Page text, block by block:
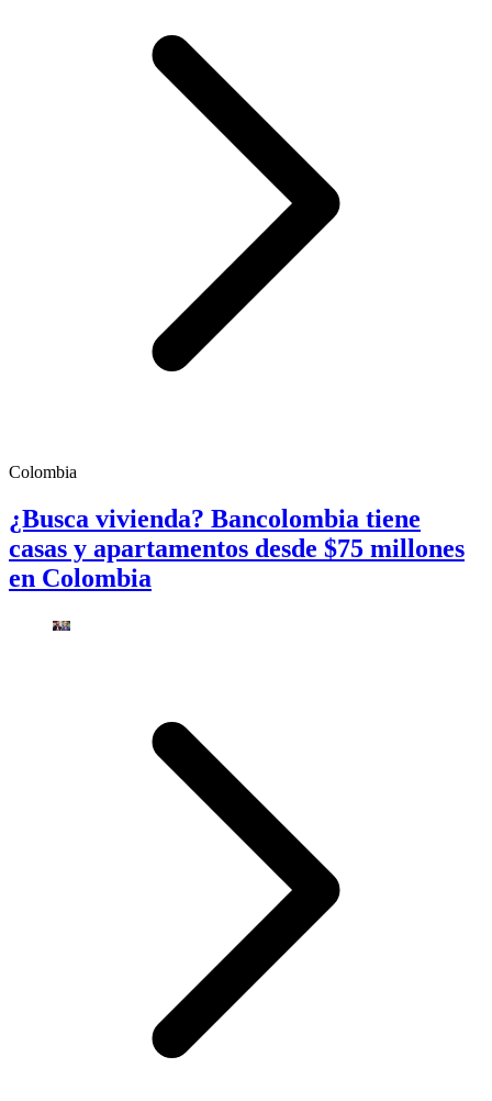
Colombia
¿Busca vivienda? Bancolombia tiene
casas y apartamentos desde $75 millones
en Colombia